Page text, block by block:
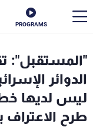
PROGRAMS
"المستقبل":
الدوائر
ليس لديها
طرح الاعتراف
الأخبار
سياسة